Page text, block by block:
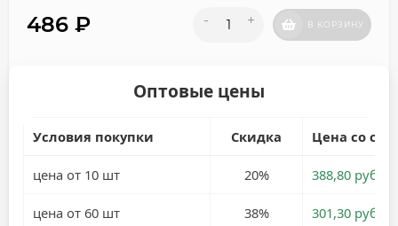
486 ₽ - + В КОРЗИНУ
Оптовые цены
Условия покупки Скидка Цена со
цена от 10 шт 20% 388,80 руб.
цена от 60 шт 38% 301,30 руб.